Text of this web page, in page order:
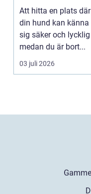
stimulerande
dagvård för din
hund
Att hitta en plats där
din hund kan känna
sig säker och lycklig
medan du är bort...
03 juli 2026